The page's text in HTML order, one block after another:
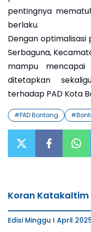
pentingnya
berlaku.
Dengan optimalisasi
Serbaguna,
mampu
ditetapkan
terhadap PAD Kota
#PAD Bontang #
Koran Katakaltim
Edisi Minggu I April